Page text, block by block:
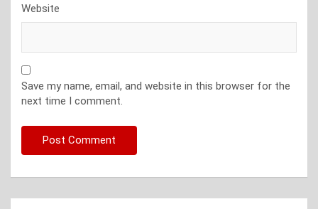
Website
Save my name, email, and website in this browser for the
next time I comment.